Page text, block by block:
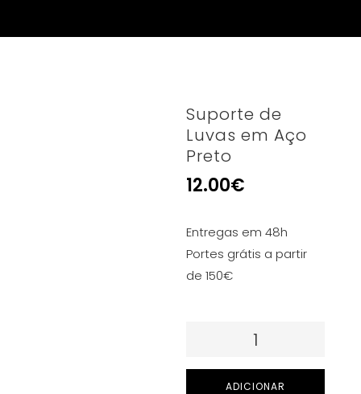
Suporte de
Luvas em Aço
Preto
12.00€
Entregas em 48h
Portes grátis a partir
de 150€
Quantidade
ADICIONAR